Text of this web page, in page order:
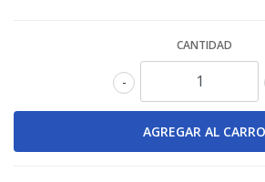
CANTIDAD
-